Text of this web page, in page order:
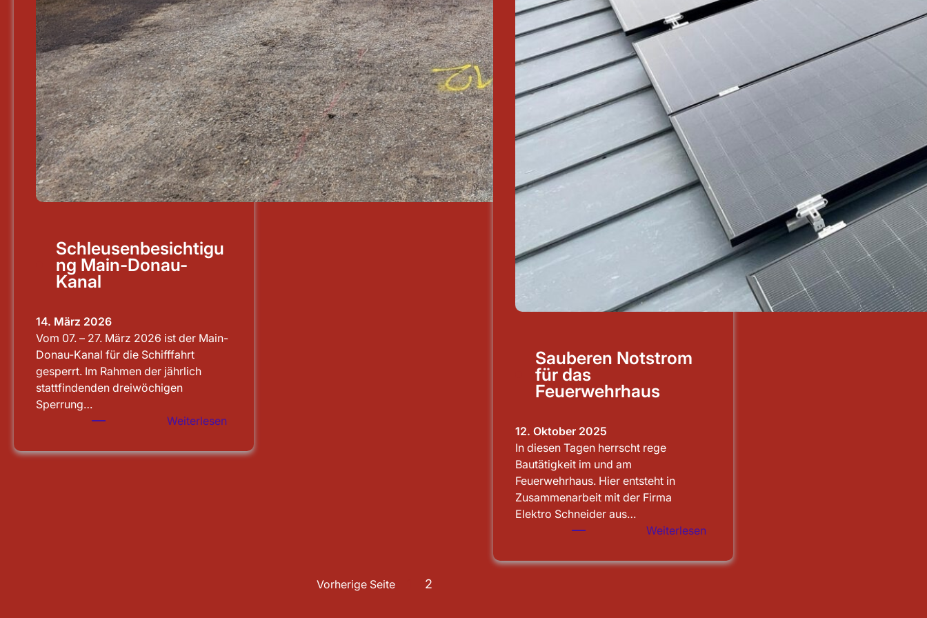
Schleusenbesichtigu
ng Main-Donau-
Kanal
14. März 2026
Vom 07. – 27. März 2026 ist der Main-
Donau-Kanal für die Schifffahrt
gesperrt. Im Rahmen der jährlich
stattfindenden dreiwöchigen
Sperrung…
Weiterlesen:
Main-
Sauberen Notstrom
für das
Feuerwehrhaus
12. Oktober 2025
In diesen Tagen herrscht rege
Bautätigkeit im und am
Feuerwehrhaus. Hier entsteht in
Zusammenarbeit mit der Firma
Elektro Schneider aus…
Weiterlesen
Notstrom
Vorherige Seite 2